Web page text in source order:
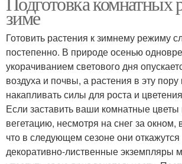
зиме
Готовить растения к зимнему режиму
постепенно. В природе осенью
укорачиванием светового дня
воздуха и почвы, а растения в эту
накапливать силы для роста и
Если заставить ваши комнатные
вегетацию, несмотря на снег за окном,
что в следующем сезоне они откажутся
декоративно-лиственные экземпляры